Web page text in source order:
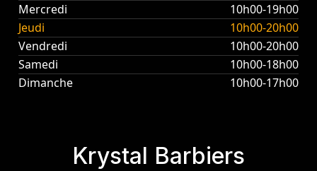
Mercredi
10h00-19h00
Jeudi
10h00-20h00
Vendredi
10h00-20h00
Samedi
10h00-18h00
Dimanche
10h00-17h00
Krystal Barbiers